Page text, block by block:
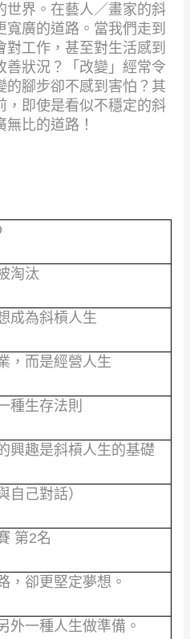
世界。在藝人／畫家的斜
廣的道路。當我們走到
工作，甚至對生活感到
善狀況？「改變」經常令
的腳步卻不感到害怕？其
，即使是看似不穩定的斜
比的道路！
淘汰
成為斜槓人生
，而是經營人生
種生存法則
興趣是斜槓人生的基礎
自己對話）
第2名
，卻更堅定夢想。
外一種人生做準備。